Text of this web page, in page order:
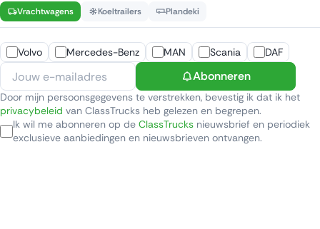
Vrachtwagens Koeltrailers Plandeki
Volvo Mercedes-Benz MAN Scania DAF
Abonneren
Door mijn persoonsgegevens te verstrekken, bevestig ik dat ik het
privacybeleid van ClassTrucks heb gelezen en begrepen.
Ik wil me abonneren op de ClassTrucks nieuwsbrief en periodiek
exclusieve aanbiedingen en nieuwsbrieven ontvangen.